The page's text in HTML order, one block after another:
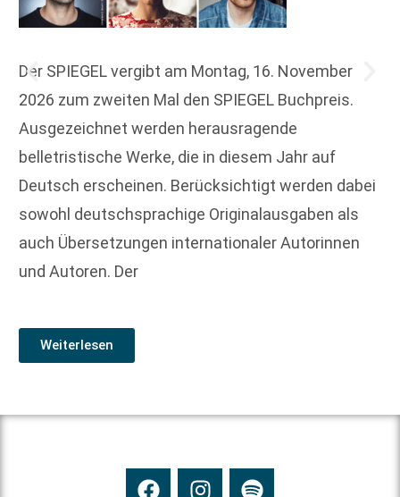
Der SPIEGEL vergibt am Montag, 16. November
2026 zum zweiten Mal den SPIEGEL Buchpreis.
Ausgezeichnet werden herausragende
belletristische Werke, die in diesem Jahr auf
Deutsch erscheinen. Berücksichtigt werden dabei
sowohl deutschsprachige Originalausgaben als
auch Übersetzungen internationaler Autorinnen
und Autoren. Der
Weiterlesen